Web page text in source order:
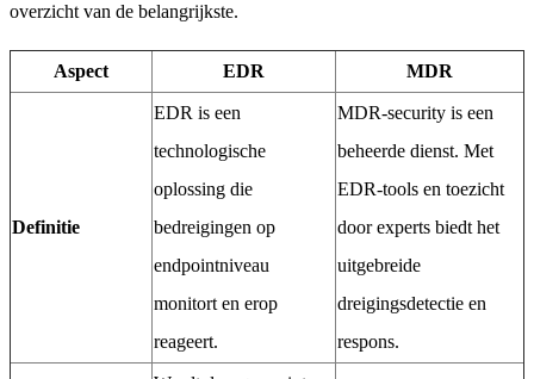
overzicht van de belangrijkste.
Aspect EDR MDR
Definitie
EDR is een
technologische
oplossing die
bedreigingen op
endpointniveau
monitort en erop
reageert.
MDR-security is een
beheerde dienst. Met
EDR-tools en toezicht
door experts biedt het
uitgebreide
dreigingsdetectie en
respons.